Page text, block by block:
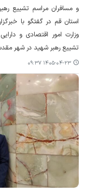
و مسافران مراسم تشییع
استان قم در گفتگو با
وزارت امور اقتصادی و
تشییع رهبر شهید در شهر
۱۴۰۵-۰۴-۲۳ ۰۹:۳۷